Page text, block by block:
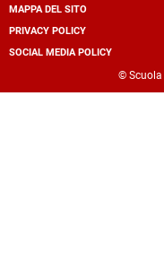
navigation
MAPPA DEL SITO
PRIVACY POLICY
SOCIAL MEDIA POLICY
© Scuola